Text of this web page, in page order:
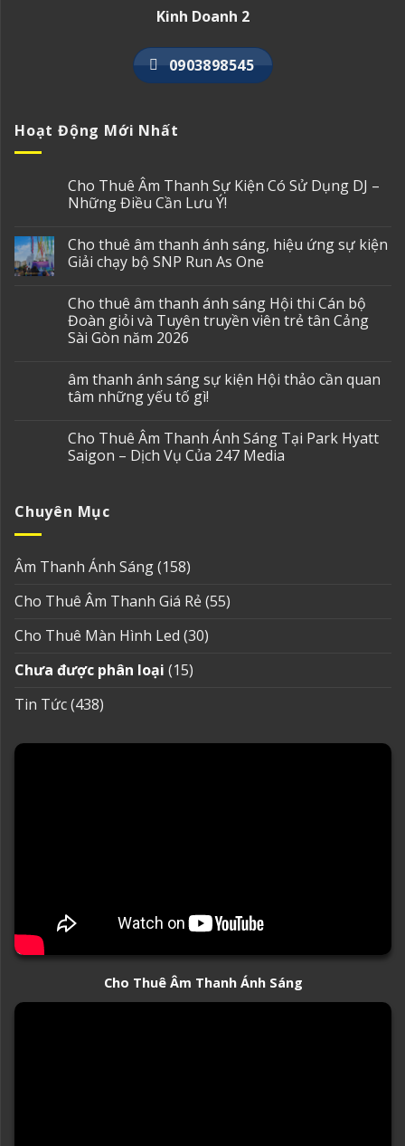
Kinh Doanh 2
0903898545
Hoạt Động Mới Nhất
Cho Thuê Âm Thanh Sự Kiện Có Sử Dụng DJ –
Những Điều Cần Lưu Ý!
Cho thuê âm thanh ánh sáng, hiệu ứng sự kiện
Giải chạy bộ SNP Run As One
Cho thuê âm thanh ánh sáng Hội thi Cán bộ
Đoàn giỏi và Tuyên truyền viên trẻ tân Cảng
Sài Gòn năm 2026
âm thanh ánh sáng sự kiện Hội thảo cần quan
tâm những yếu tố gì!
Cho Thuê Âm Thanh Ánh Sáng Tại Park Hyatt
Saigon – Dịch Vụ Của 247 Media
Chuyên Mục
Âm Thanh Ánh Sáng(158)
Cho Thuê Âm Thanh Giá Rẻ(55)
Cho Thuê Màn Hình Led (30)
Chưa được phân loại (15)
Tin Tức(438)
Cho Thuê Âm Thanh Ánh Sáng